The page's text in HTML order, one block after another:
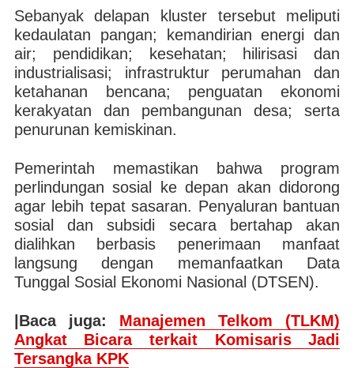
Sebanyak delapan kluster tersebut meliputi
kedaulatan pangan; kemandirian energi dan
air; pendidikan; kesehatan; hilirisasi dan
industrialisasi; infrastruktur perumahan dan
ketahanan bencana; penguatan ekonomi
kerakyatan dan pembangunan desa; serta
penurunan kemiskinan.
Pemerintah memastikan bahwa program
perlindungan sosial ke depan akan didorong
agar lebih tepat sasaran. Penyaluran bantuan
sosial dan subsidi secara bertahap akan
dialihkan berbasis penerimaan manfaat
langsung dengan memanfaatkan Data
Tunggal Sosial Ekonomi Nasional (DTSEN).
|Baca juga: Manajemen Telkom (TLKM)
Angkat Bicara terkait Komisaris Jadi
Tersangka KPK